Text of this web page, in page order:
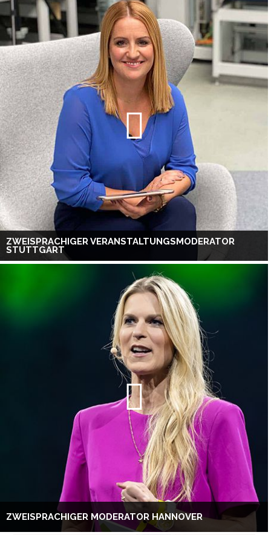
ZWEISPRACHIGER VERANSTALTUNGSMODERATOR
STUTTGART
ZWEISPRACHIGER MODERATOR HANNOVER